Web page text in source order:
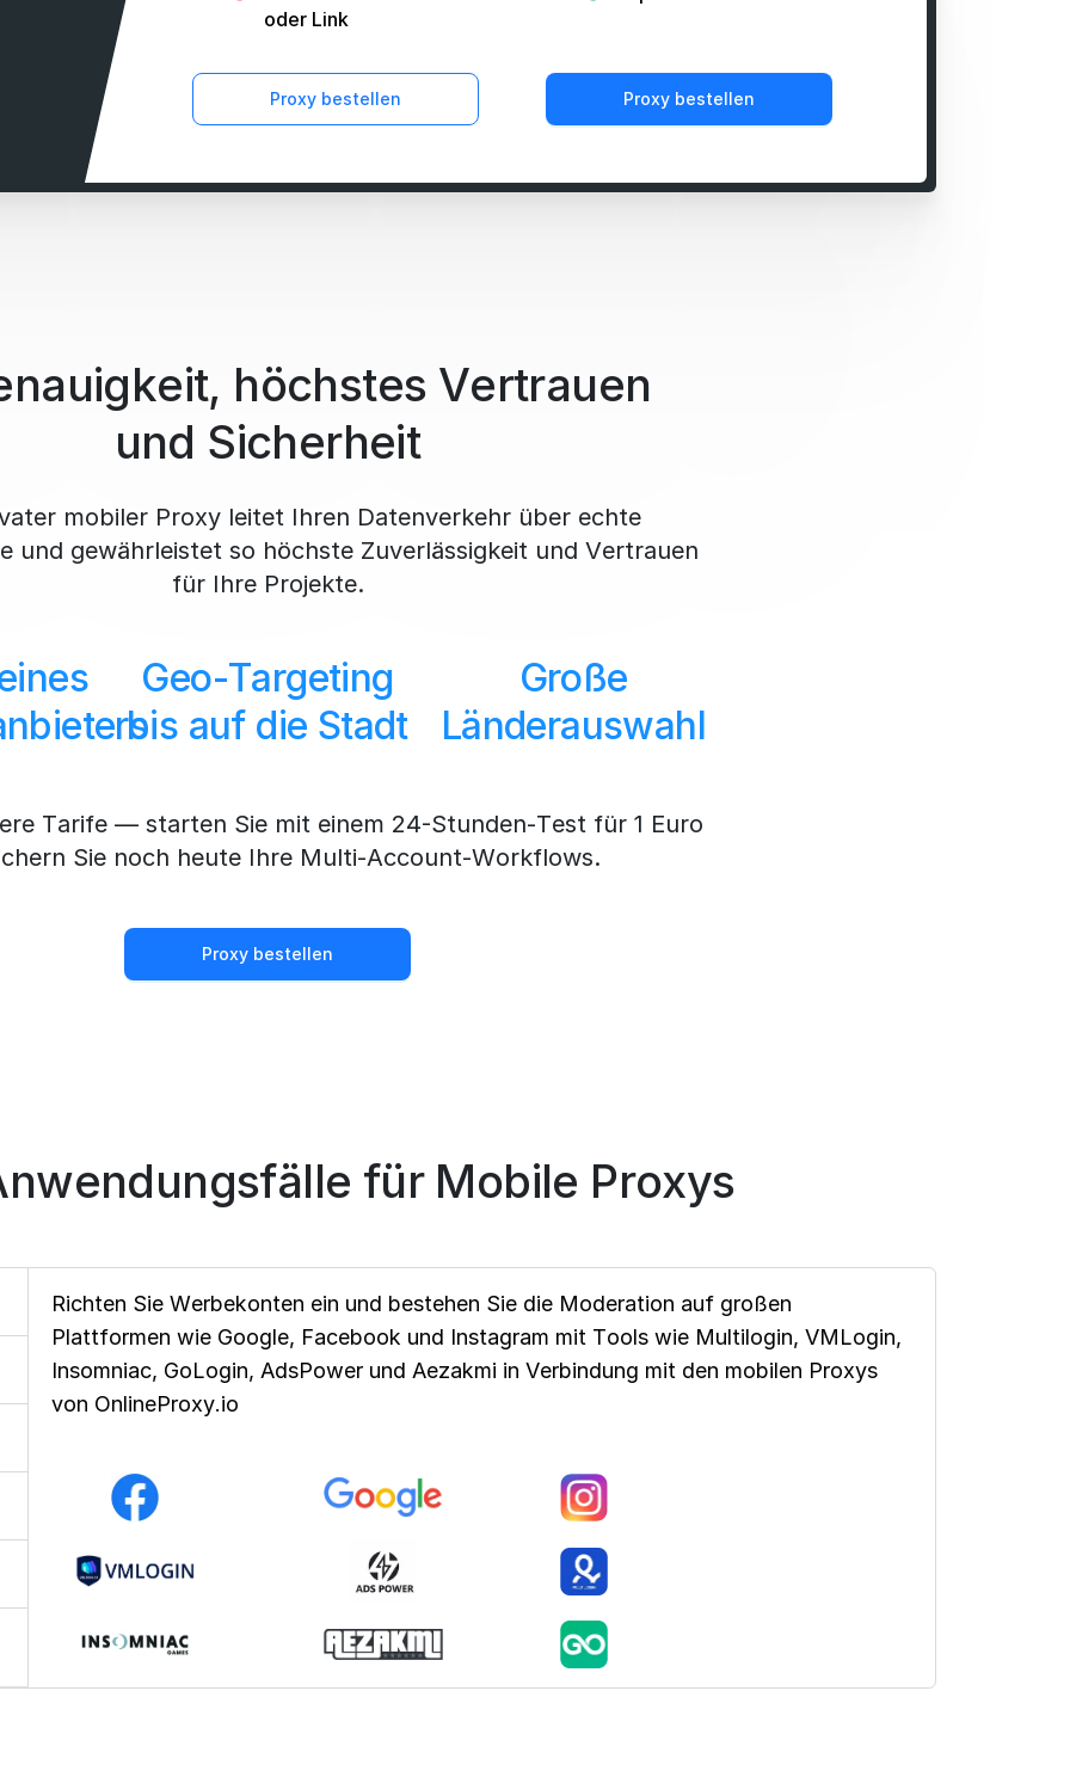
oder Link
Proxy bestellen Proxy bestellen
höchstes Vertrauen
und Sicherheit
mobiler Proxy leitet Ihren Datenverkehr über echte
und gewährleistet so höchste Zuverlässigkeit und Vertrauen
für Ihre Projekte.
Geo-Targeting
bis auf die Stadt
Große
Länderauswahl
Tarife — starten Sie mit einem 24-Stunden-Test für 1 Euro
Sie noch heute Ihre Multi-Account-Workflows.
Proxy bestellen
für Mobile Proxys
Richten Sie Werbekonten ein und bestehen Sie die Moderation auf großen
Plattformen wie Google, Facebook und Instagram mit Tools wie Multilogin, VMLogin,
Insomniac, GoLogin, AdsPower und Aezakmi in Verbindung mit den mobilen Proxys
von OnlineProxy.io